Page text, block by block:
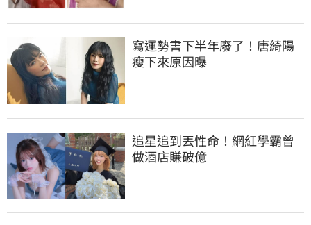
寫運勢書下半年廢了！唐綺陽
瘦下來原因曝
追星追到丟性命！網紅學霸曾
做酒店賺破億